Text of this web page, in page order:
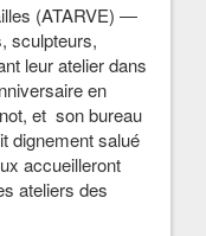
(ATARVE) ―
sculpteurs,
leur atelier dans
en
et son bureau
dignement salué
accueilleront
ateliers des